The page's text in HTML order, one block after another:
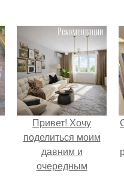
Привет! Хочу
поделиться моим
давним и
очередным